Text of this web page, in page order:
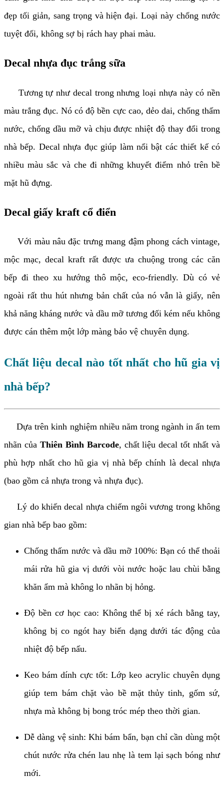
đẹp tối giản, sang trọng và hiện đại. Loại này chống nước
tuyệt đối, không sợ bị rách hay phai màu.
Decal nhựa đục trắng sữa
Tương tự như decal trong nhưng loại nhựa này có nền
màu trắng đục. Nó có độ bền cực cao, dẻo dai, chống thấm
nước, chống dầu mỡ và chịu được nhiệt độ thay đổi trong
nhà bếp. Decal nhựa đục giúp làm nổi bật các thiết kế có
nhiều màu sắc và che đi những khuyết điểm nhỏ trên bề
mặt hũ đựng.
Decal giấy kraft cổ điển
Với màu nâu đặc trưng mang đậm phong cách vintage,
mộc mạc, decal kraft rất được ưa chuộng trong các căn
bếp đi theo xu hướng thô mộc, eco-friendly. Dù có vẻ
ngoài rất thu hút nhưng bản chất của nó vẫn là giấy, nên
khả năng kháng nước và dầu mỡ tương đối kém nếu không
được cán thêm một lớp màng bảo vệ chuyên dụng.
Chất liệu decal nào tốt nhất cho hũ gia vị
nhà bếp?
Dựa trên kinh nghiệm nhiều năm trong ngành in ấn tem
nhãn của Thiên Bình Barcode, chất liệu decal tốt nhất và
phù hợp nhất cho hũ gia vị nhà bếp chính là decal nhựa
(bao gồm cả nhựa trong và nhựa đục).
Lý do khiến decal nhựa chiếm ngôi vương trong không
gian nhà bếp bao gồm:
Chống thấm nước và dầu mỡ 100%: Bạn có thể thoải
mái rửa hũ gia vị dưới vòi nước hoặc lau chùi bằng
khăn ẩm mà không lo nhãn bị hỏng.
Độ bền cơ học cao: Không thể bị xé rách bằng tay,
không bị co ngót hay biến dạng dưới tác động của
nhiệt độ bếp nấu.
Keo bám dính cực tốt: Lớp keo acrylic chuyên dụng
giúp tem bám chặt vào bề mặt thủy tinh, gốm sứ,
nhựa mà không bị bong tróc mép theo thời gian.
Dễ dàng vệ sinh: Khi bám bẩn, bạn chỉ cần dùng một
chút nước rửa chén lau nhẹ là tem lại sạch bóng như
mới.